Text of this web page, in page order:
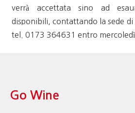
verrà accettata sino ad
disponibili, contattando la sede
tel. 0173 364631 entro mercoledì
Go Wine